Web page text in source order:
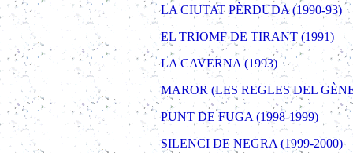
LA CIUTAT PÈRDUDA (1990-93)
EL TRIOMF DE TIRANT (1991)
LA CAVERNA (1993)
MAROR (LES REGLES DEL
PUNT DE FUGA (1998-1999)
SILENCI DE NEGRA (1999-2000)